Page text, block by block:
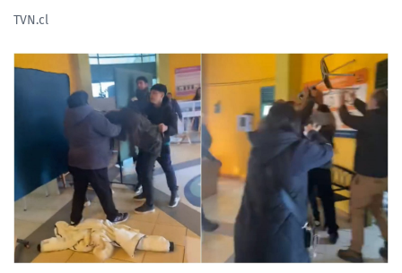
PROGRAMAS
TELESERIES
NTV
ACTUALIDAD Y TENDENCIAS
CORPORATIVO Y TRANSPARENCIA
CANAL DE DENUNCIAS
TVN.cl